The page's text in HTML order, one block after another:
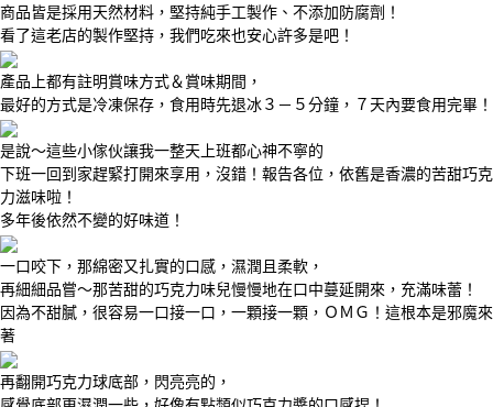
商品皆是採用天然材料，堅持純手工製作、不添加防腐劑！
看了這老店的製作堅持，我們吃來也安心許多是吧！
產品上都有註明賞味方式＆賞味期間，
最好的方式是冷凍保存，食用時先退冰３－５分鐘，７天內要食用完畢！
是說～這些小傢伙讓我一整天上班都心神不寧的
下班一回到家趕緊打開來享用，沒錯！報告各位，依舊是香濃的苦甜巧克
力滋味啦！
多年後依然不變的好味道！
一口咬下，那綿密又扎實的口感，濕潤且柔軟，
再細細品嘗～那苦甜的巧克力味兒慢慢地在口中蔓延開來，充滿味蕾！
因為不甜膩，很容易一口接一口，一顆接一顆，ＯＭＧ！這根本是邪魔來
著
再翻開巧克力球底部，閃亮亮的，